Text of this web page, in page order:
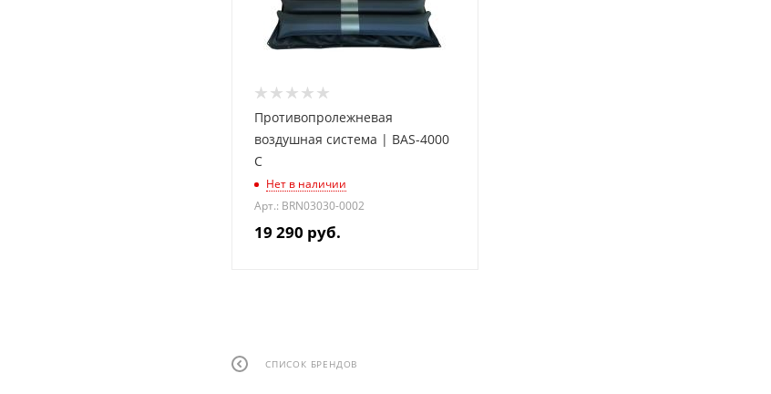
Противопролежневая
воздушная система | BAS-4000
C
Нет в наличии
Арт.: BRN03030-0002
19 290 руб.
СПИСОК БРЕНДОВ